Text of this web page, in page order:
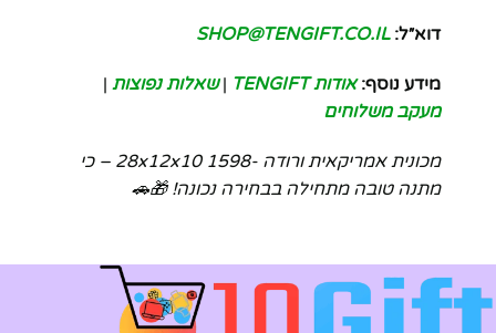
דוא״ל: SHOP@TENGIFT.CO.IL
מידע נוסף: אודות TENGIFT |שאלות נפוצות |
מעקב משלוחים
מכונית אמריקאית ורודה -28x12x10 1598 – כי
מתנה טובה מתחילה בבחירה נכונה! 🎁🚗